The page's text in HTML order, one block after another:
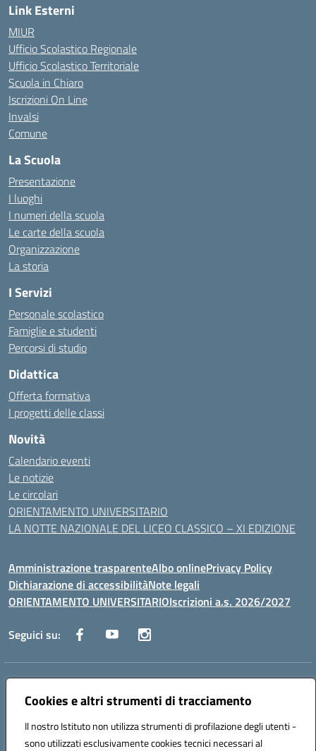
Cookies e altri strumenti di tracciamento
Il nostro Istituto non utilizza strumenti di profilazione degli utenti -
sono utilizzati esclusivamente cookies tecnici necessari al
Link Esterni
MIUR
Ufficio Scolastico Regionale
Ufficio Scolastico Territoriale
Scuola in Chiaro
Iscrizioni On Line
Invalsi
Comune
La Scuola
Presentazione
I luoghi
I numeri della scuola
Le carte della scuola
Organizzazione
La storia
I Servizi
Personale scolastico
Famiglie e studenti
Percorsi di studio
Didattica
Offerta formativa
I progetti delle classi
Novità
Calendario eventi
Le notizie
Le circolari
ORIENTAMENTO UNIVERSITARIO
LA NOTTE NAZIONALE DEL LICEO CLASSICO – XI EDIZIONE
Amministrazione trasparenteAlbo onlinePrivacy Policy
Dichiarazione di accessibilitàNote legali
ORIENTAMENTO UNIVERSITARIOIscrizioni a.s. 2026/2027
Seguici su:
Indirizzo:
Centralino:0882 331218 Email:fgps210002@istruzione.it
Codice fiscale: 93071630714